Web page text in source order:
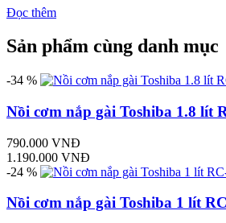
Đọc thêm
Sản phẩm cùng danh mục
-34 %
Nồi cơm nắp gài Toshiba 1.8 lít
790.000 VNĐ
1.190.000 VNĐ
-24 %
Nồi cơm nắp gài Toshiba 1 lít